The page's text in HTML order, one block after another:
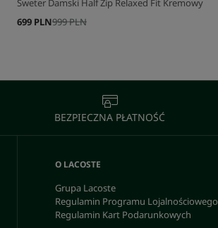
Sweter Damski Half Zip Relaxed Fit Kremowy
999 PLN
699 PLN
BEZPIECZNA PŁATNOŚĆ
O LACOSTE
Grupa Lacoste
Regulamin Programu Lojalnościowego
Regulamin Kart Podarunkowych